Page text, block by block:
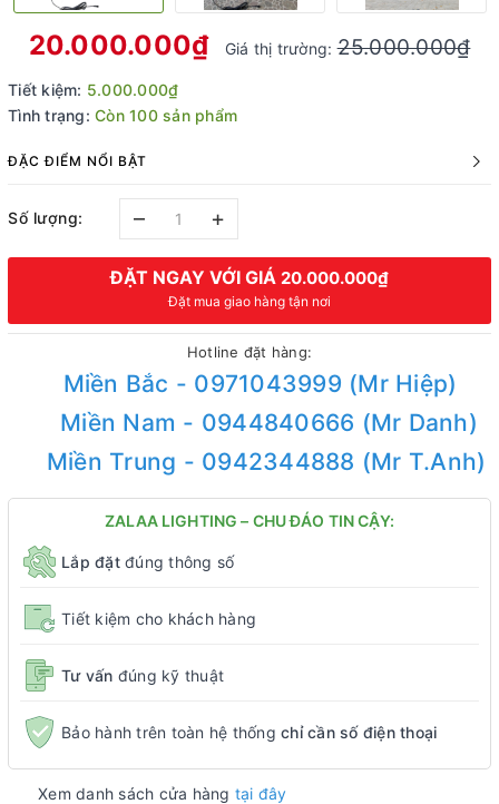
20.000.000₫ Giá thị trường:25.000.000₫
Tiết kiệm: 5.000.000₫
Tình trạng: Còn 100 sản phẩm
ĐẶC ĐIỂM NỔI BẬT
Số lượng: – +
ĐẶT NGAY VỚI GIÁ 20.000.000₫
Đặt mua giao hàng tận nơi
Hotline đặt hàng:
Miền Bắc - 0971043999 (Mr Hiệp)
Miền Nam - 0944840666 (Mr Danh)
Miền Trung - 0942344888 (Mr T.Anh)
ZALAA LIGHTING – CHU ĐÁO TIN CẬY:
Lắp đặtđúng thông số
Tiết kiệm cho khách hàng
Tư vấn đúng kỹ thuật
Bảo hành trên toàn hệ thống chỉ cần số điện thoại
Xem danh sách cửa hàng tại đây